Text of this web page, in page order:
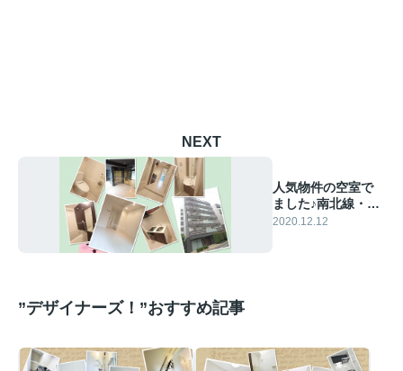
NEXT
人気物件の空室で
ました♪南北線・王
子駅の分譲賃貸マ
2020.12.12
”デザイナーズ！”おすすめ記事